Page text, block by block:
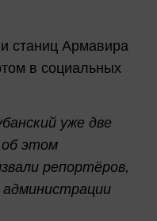
станиц Армавира
в социальных
уже две
об этом
репортёров,